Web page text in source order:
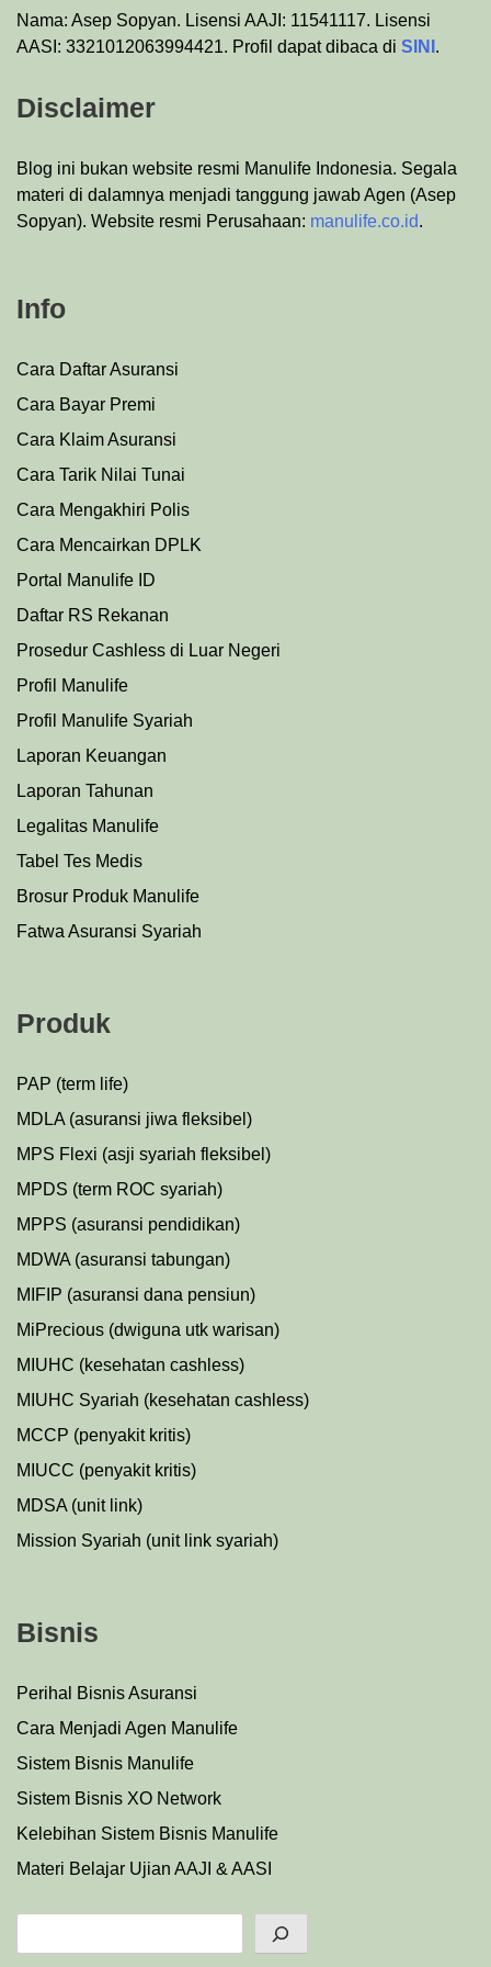
Nama: Asep Sopyan. Lisensi AAJI: 11541117. Lisensi
AASI: 3321012063994421. Profil dapat dibaca di SINI .
Disclaimer
Blog ini bukan website resmi Manulife Indonesia. Segala
materi di dalamnya menjadi tanggung jawab Agen (Asep
Sopyan). Website resmi Perusahaan: manulife.co.id.
Info
Cara Daftar Asuransi
Cara Bayar Premi
Cara Klaim Asuransi
Cara Tarik Nilai Tunai
Cara Mengakhiri Polis
Cara Mencairkan DPLK
Portal Manulife ID
Daftar RS Rekanan
Prosedur Cashless di Luar Negeri
Profil Manulife
Profil Manulife Syariah
Laporan Keuangan
Laporan Tahunan
Legalitas Manulife
Tabel Tes Medis
Brosur Produk Manulife
Fatwa Asuransi Syariah
Produk
PAP (term life)
MDLA (asuransi jiwa fleksibel)
MPS Flexi (asji syariah fleksibel)
MPDS (term ROC syariah)
MPPS (asuransi pendidikan)
MDWA (asuransi tabungan)
MIFIP (asuransi dana pensiun)
MiPrecious (dwiguna utk warisan)
MIUHC (kesehatan cashless)
MIUHC Syariah (kesehatan cashless)
MCCP (penyakit kritis)
MIUCC (penyakit kritis)
MDSA (unit link)
Mission Syariah (unit link syariah)
Bisnis
Perihal Bisnis Asuransi
Cara Menjadi Agen Manulife
Sistem Bisnis Manulife
Sistem Bisnis XO Network
Kelebihan Sistem Bisnis Manulife
Materi Belajar Ujian AAJI & AASI